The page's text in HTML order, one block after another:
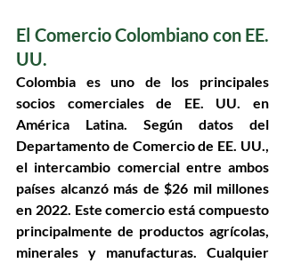
El Comercio Colombiano con EE.
UU.
Colombia es uno de los principales
socios comerciales de EE. UU. en
América Latina. Según datos del
Departamento de Comercio de EE. UU.,
el intercambio comercial entre ambos
países alcanzó más de $26 mil millones
en 2022. Este comercio está compuesto
principalmente de productos agrícolas,
minerales y manufacturas. Cualquier